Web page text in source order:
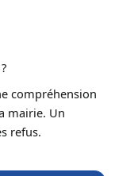
compréhension
mairie. Un
refus.